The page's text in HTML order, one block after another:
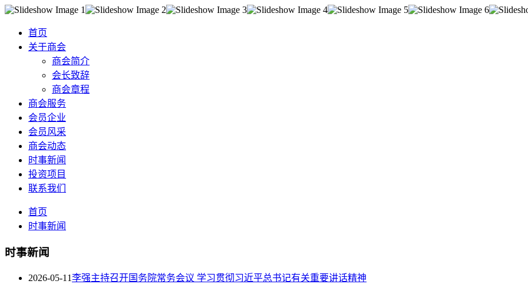
首页
关于商会
商会简介
会长致辞
商会章程
商会服务
会员企业
会员风采
商会动态
时事新闻
投资项目
联系我们
首页
时事新闻
时事新闻
2026-05-11李强主持召开国务院常务会议 学习贯彻习近平总书记有关重要讲话精神